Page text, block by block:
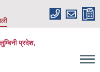
प्रदेश,